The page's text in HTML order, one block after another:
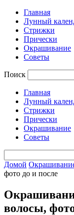
Главная
Лунный
Стрижки
Прически
Окрашивание
Советы
Поиск
Главная
Лунный
Стрижки
Прически
Окрашивание
Советы
Домой
фото до и после
волосы,